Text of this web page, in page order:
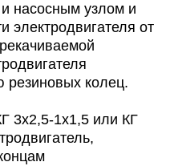
насосным узлом и
электродвигателя от
резиновых колец.
3x2,5-1x1,5 или КГ